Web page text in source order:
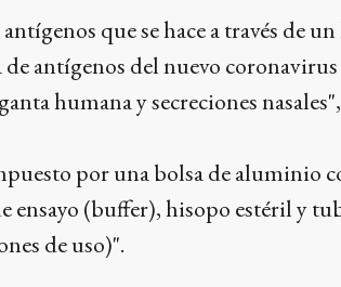
que se hace a través de
antígenos del nuevo
humana y secreciones
por una bolsa de aluminio
ensayo (buffer), hisopo estéril y
de uso)".